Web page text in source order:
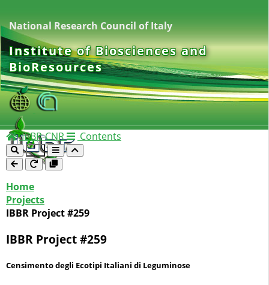
National Research Council of Italy
Institute of Biosciences and
BioResources
IBBR-CNR Contents
Home
Projects
IBBR Project #259
IBBR Project #259
Censimento degli Ecotipi Italiani di Leguminose